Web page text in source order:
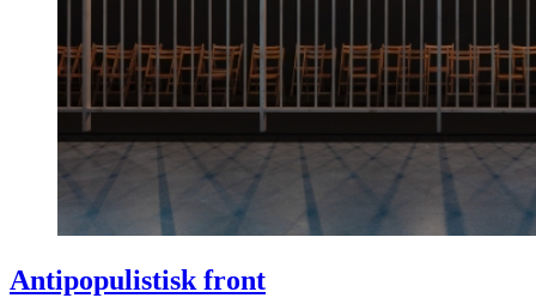
Antipopulistisk front